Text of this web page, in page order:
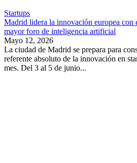
Startups
Madrid lidera la innovación europea con
mayor foro de inteligencia artificial
Mayo 12, 2026
La ciudad de Madrid se prepara para
referente absoluto de la innovación en
mes. Del 3 al 5 de junio...